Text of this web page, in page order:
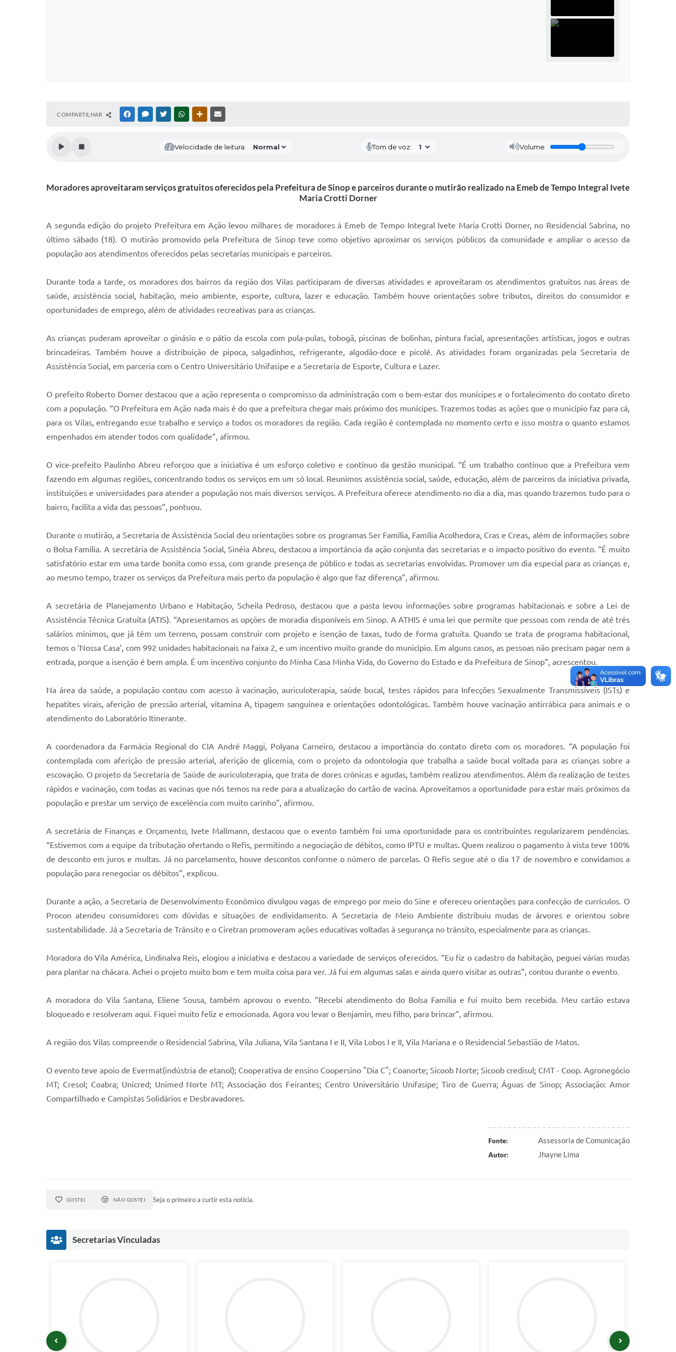
COMPARTILHAR FACEBOOKMESSENGER
TWITTERWHATSAPPOUTRAS MÍDIAS
Velocidade de leitura: Tom de voz: Volume
Moradores aproveitaram serviços gratuitos oferecidos pela Prefeitura de Sinop e parceiros durante o mutirão realizado na Emeb de Tempo Integral Ivete
Maria Crotti Dorner
A segunda edição do projeto Prefeitura em Ação levou milhares de moradores à Emeb de Tempo Integral Ivete Maria Crotti Dorner, no Residencial Sabrina, no
último sábado (18). O mutirão promovido pela Prefeitura de Sinop teve como objetivo aproximar os serviços públicos da comunidade e ampliar o acesso da
população aos atendimentos oferecidos pelas secretarias municipais e parceiros.
Durante toda a tarde, os moradores dos bairros da região dos Vilas participaram de diversas atividades e aproveitaram os atendimentos gratuitos nas áreas de
saúde, assistência social, habitação, meio ambiente, esporte, cultura, lazer e educação. Também houve orientações sobre tributos, direitos do consumidor e
oportunidades de emprego, além de atividades recreativas para as crianças.
As crianças puderam aproveitar o ginásio e o pátio da escola com pula-pulas, tobogã, piscinas de bolinhas, pintura facial, apresentações artísticas, jogos e outras
brincadeiras. Também houve a distribuição de pipoca, salgadinhos, refrigerante, algodão-doce e picolé. As atividades foram organizadas pela Secretaria de
Assistência Social, em parceria com o Centro Universitário Unifasipe e a Secretaria de Esporte, Cultura e Lazer.
O prefeito Roberto Dorner destacou que a ação representa o compromisso da administração com o bem-estar dos munícipes e o fortalecimento do contato direto
com a população. “O Prefeitura em Ação nada mais é do que a prefeitura chegar mais próximo dos munícipes. Trazemos todas as ações que o município faz para cá,
para os Vilas, entregando esse trabalho e serviço a todos os moradores da região. Cada região é contemplada no momento certo e isso mostra o quanto estamos
empenhados em atender todos com qualidade”, afirmou.
O vice-prefeito Paulinho Abreu reforçou que a iniciativa é um esforço coletivo e contínuo da gestão municipal. “É um trabalho contínuo que a Prefeitura vem
fazendo em algumas regiões, concentrando todos os serviços em um só local. Reunimos assistência social, saúde, educação, além de parceiros da iniciativa privada,
instituições e universidades para atender a população nos mais diversos serviços. A Prefeitura oferece atendimento no dia a dia, mas quando trazemos tudo para o
bairro, facilita a vida das pessoas”, pontuou.
Durante o mutirão, a Secretaria de Assistência Social deu orientações sobre os programas Ser Família, Família Acolhedora, Cras e Creas, além de informações sobre
o Bolsa Família. A secretária de Assistência Social, Sinéia Abreu, destacou a importância da ação conjunta das secretarias e o impacto positivo do evento. “É muito
satisfatório estar em uma tarde bonita como essa, com grande presença de público e todas as secretarias envolvidas. Promover um dia especial para as crianças e,
ao mesmo tempo, trazer os serviços da Prefeitura mais perto da população é algo que faz diferença”, afirmou.
A secretária de Planejamento Urbano e Habitação, Scheila Pedroso, destacou que a pasta levou informações sobre programas habitacionais e sobre a Lei de
Assistência Técnica Gratuita (ATIS). “Apresentamos as opções de moradia disponíveis em Sinop. A ATHIS é uma lei que permite que pessoas com renda de até três
salários mínimos, que já têm um terreno, possam construir com projeto e isenção de taxas, tudo de forma gratuita. Quando se trata de programa habitacional,
temos o ‘Nossa Casa’, com 992 unidades habitacionais na faixa 2, e um incentivo muito grande do município. Em alguns casos, as pessoas não precisam pagar nem a
entrada, porque a isenção é bem ampla. É um incentivo conjunto do Minha Casa Minha Vida, do Governo do Estado e da Prefeitura de Sinop”, acrescentou.
Na área da saúde, a população contou com acesso à vacinação, auriculoterapia, saúde bucal, testes rápidos para Infecções Sexualmente Transmissíveis (ISTs) e
hepatites virais, aferição de pressão arterial, vitamina A, tipagem sanguínea e orientações odontológicas. Também houve vacinação antirrábica para animais e o
atendimento do Laboratório Itinerante.
A coordenadora da Farmácia Regional do CIA André Maggi, Polyana Carneiro, destacou a importância do contato direto com os moradores. “A população foi
contemplada com aferição de pressão arterial, aferição de glicemia, com o projeto da odontologia que trabalha a saúde bucal voltada para as crianças sobre a
escovação. O projeto da Secretaria de Saúde de auriculoterapia, que trata de dores crônicas e agudas, também realizou atendimentos. Além da realização de testes
rápidos e vacinação, com todas as vacinas que nós temos na rede para a atualização do cartão de vacina. Aproveitamos a oportunidade para estar mais próximos da
população e prestar um serviço de excelência com muito carinho”, afirmou.
A secretária de Finanças e Orçamento, Ivete Mallmann, destacou que o evento também foi uma oportunidade para os contribuintes regularizarem pendências.
“Estivemos com a equipe da tributação ofertando o Refis, permitindo a negociação de débitos, como IPTU e multas. Quem realizou o pagamento à vista teve 100%
de desconto em juros e multas. Já no parcelamento, houve descontos conforme o número de parcelas. O Refis segue até o dia 17 de novembro e convidamos a
população para renegociar os débitos”, explicou.
Durante a ação, a Secretaria de Desenvolvimento Econômico divulgou vagas de emprego por meio do Sine e ofereceu orientações para confecção de currículos. O
Procon atendeu consumidores com dúvidas e situações de endividamento. A Secretaria de Meio Ambiente distribuiu mudas de árvores e orientou sobre
sustentabilidade. Já a Secretaria de Trânsito e o Ciretran promoveram ações educativas voltadas à segurança no trânsito, especialmente para as crianças.
Moradora do Vila América, Lindinalva Reis, elogiou a iniciativa e destacou a variedade de serviços oferecidos. “Eu fiz o cadastro da habitação, peguei várias mudas
para plantar na chácara. Achei o projeto muito bom e tem muita coisa para ver. Já fui em algumas salas e ainda quero visitar as outras”, contou durante o evento.
A moradora do Vila Santana, Eliene Sousa, também aprovou o evento. “Recebi atendimento do Bolsa Família e fui muito bem recebida. Meu cartão estava
bloqueado e resolveram aqui. Fiquei muito feliz e emocionada. Agora vou levar o Benjamin, meu filho, para brincar”, afirmou.
A região dos Vilas compreende o Residencial Sabrina, Vila Juliana, Vila Santana I e II, Vila Lobos I e II, Vila Mariana e o Residencial Sebastião de Matos.
O evento teve apoio de Evermat(indústria de etanol); Cooperativa de ensino Coopersino "Dia C"; Coanorte; Sicoob Norte; Sicoob credisul; CMT - Coop. Agronegócio
MT; Cresol; Coabra; Unicred; Unimed Norte MT; Associação dos Feirantes; Centro Universitário Unifasipe; Tiro de Guerra; Águas de Sinop; Associação: Amor
Compartilhado e Campistas Solidários e Desbravadores.
Fonte: Assessoria de Comunicação
Autor: Jhayne Lima
GOSTEI NÃO GOSTEI Seja o primeiro a curtir esta notícia.
Secretarias Vinculadas